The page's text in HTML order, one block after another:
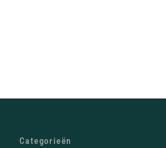
Categorieën